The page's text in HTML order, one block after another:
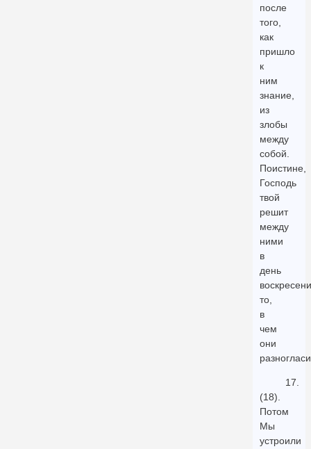
после
того,
как
пришло
к
ним
знание,
из
злобы
между
собой.
Поистине,
Господь
твой
решит
между
ними
в
день
то,
в
чем
они
17.
(18).
Потом
Мы
устроили